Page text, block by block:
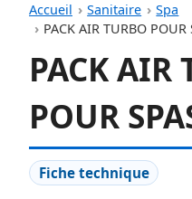
Accueil Sanitaire
Spa
PACK AIR TURBO POUR
PACK AIR
POUR
Fiche technique